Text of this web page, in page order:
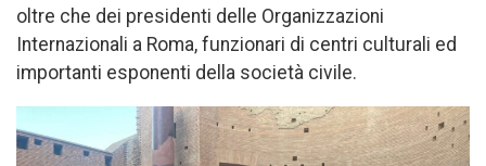
oltre che dei presidenti delle Organizzazioni
Internazionali a Roma, funzionari di centri culturali ed
importanti esponenti della società civile.